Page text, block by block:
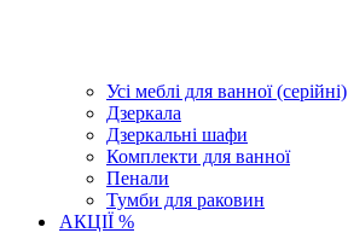
Усі меблі для ванної (серійні)
Дзеркала
Дзеркальні шафи
Комплекти для ванної
Пенали
Тумби для раковин
АКЦІЇ %